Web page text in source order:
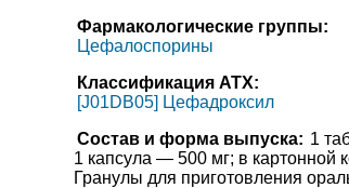
Фармакологические группы:
Цефалоспорины
Классификация АТХ:
[J01DB05] Цефадроксил
Состав и форма выпуска: 1
1 капсула — 500 мг; в картонной
Гранулы для приготовления